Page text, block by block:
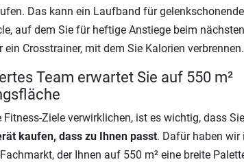
Das kann ein Laufband für
auf dem Sie für heftige Anstiege beim
ein Crosstrainer, mit dem Sie Kalorien verbrennen.
Team erwartet Sie auf 550 m²
Fitness-Ziele verwirklichen, ist es wichtig, dass
kaufen, dass zu Ihnen passt. Dafür haben wir
der Ihnen auf 550 m² eine breite